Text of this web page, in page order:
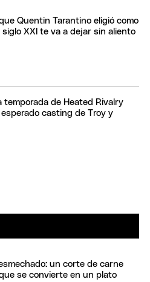
Quentin Tarantino eligió como
siglo XXI te va a dejar sin aliento
temporada de Heated Rivalry
casting de Troy y
un corte de carne
se convierte en un plato